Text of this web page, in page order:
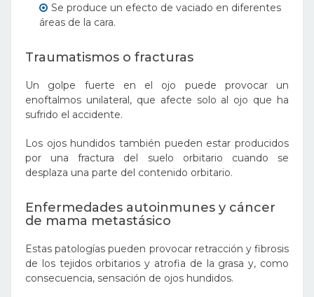
Se produce un efecto de vaciado en diferentes
áreas de la cara.
Traumatismos o fracturas
Un golpe fuerte en el ojo puede provocar un
enoftalmos unilateral, que afecte solo al ojo que ha
sufrido el accidente.
Los ojos hundidos también pueden estar producidos
por una fractura del suelo orbitario cuando se
desplaza una parte del contenido orbitario.
Enfermedades autoinmunes y cáncer
de mama metastásico
Estas patologías pueden provocar retracción y fibrosis
de los tejidos orbitarios y atrofia de la grasa y, como
consecuencia, sensación de ojos hundidos.